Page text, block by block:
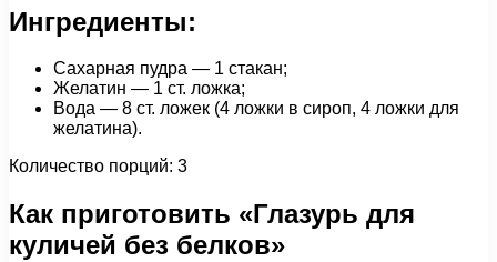
Ингредиенты:
Сахарная пудра — 1 стакан;
Желатин — 1 ст. ложка;
Вода — 8 ст. ложек (4 ложки в сироп, 4 ложки для
желатина).
Количество порций: 3
Как приготовить «Глазурь для
куличей без белков»